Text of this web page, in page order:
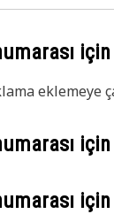
için
eklemeye